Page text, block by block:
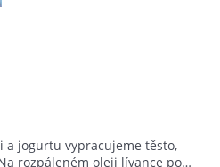
a jogurtu vypracujeme těsto,
rozpáleném oleji lívance po…